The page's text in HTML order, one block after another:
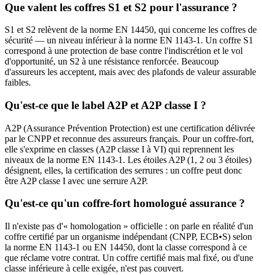
Que valent les coffres S1 et S2 pour l'assurance ?
S1 et S2 relèvent de la norme EN 14450, qui concerne les coffres de
sécurité — un niveau inférieur à la norme EN 1143-1. Un coffre S1
correspond à une protection de base contre l'indiscrétion et le vol
d'opportunité, un S2 à une résistance renforcée. Beaucoup
d'assureurs les acceptent, mais avec des plafonds de valeur assurable
faibles.
Qu'est-ce que le label A2P et A2P classe I ?
A2P (Assurance Prévention Protection) est une certification délivrée
par le CNPP et reconnue des assureurs français. Pour un coffre-fort,
elle s'exprime en classes (A2P classe I à VI) qui reprennent les
niveaux de la norme EN 1143-1. Les étoiles A2P (1, 2 ou 3 étoiles)
désignent, elles, la certification des serrures : un coffre peut donc
être A2P classe I avec une serrure A2P.
Qu'est-ce qu'un coffre-fort homologué assurance ?
Il n'existe pas d'« homologation » officielle : on parle en réalité d'un
coffre certifié par un organisme indépendant (CNPP, ECB•S) selon
la norme EN 1143-1 ou EN 14450, dont la classe correspond à ce
que réclame votre contrat. Un coffre certifié mais mal fixé, ou d'une
classe inférieure à celle exigée, n'est pas couvert.